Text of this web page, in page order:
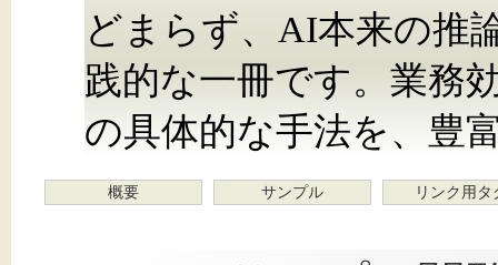
どまらず、AI本来の推
践的な一冊です。業務
の具体的な手法を、豊
概要 サンプル リンク用タ